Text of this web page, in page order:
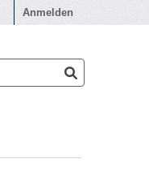
Anmelden